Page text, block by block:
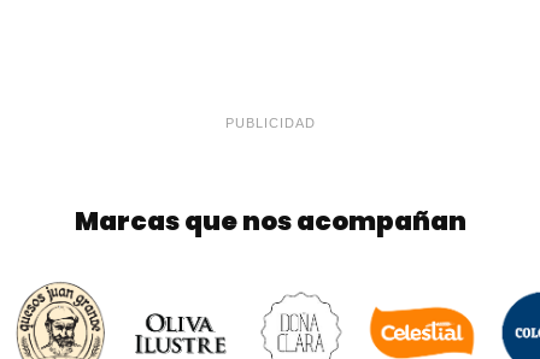
PUBLICIDAD
Marcas que nos acompañan